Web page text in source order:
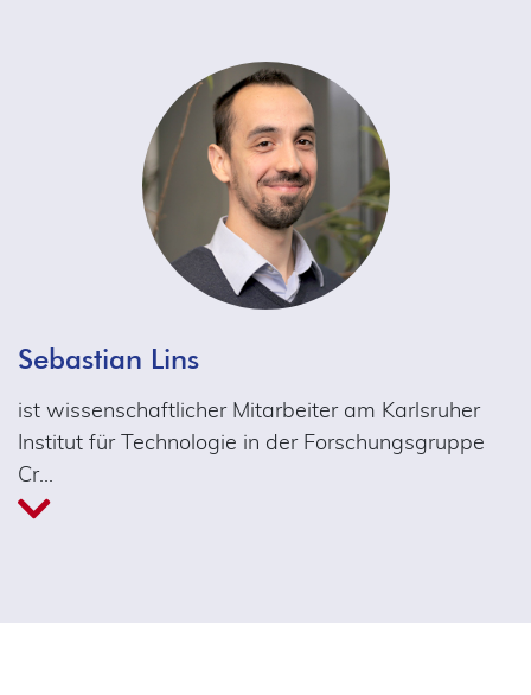
Sebastian Lins
ist wissenschaftlicher Mitarbeiter am Karlsruher
Institut für Technologie in der Forschungsgruppe
Cr…